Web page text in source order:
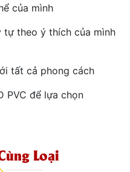
của mình
theo ý thích của mình
tất cả phong cách
để lựa chọn
Loại